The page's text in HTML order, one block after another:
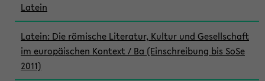
Latein
Latein: Die römische Literatur, Kultur und Gesellschaft
im europäischen Kontext / Ba (Einschreibung bis SoSe
2011)